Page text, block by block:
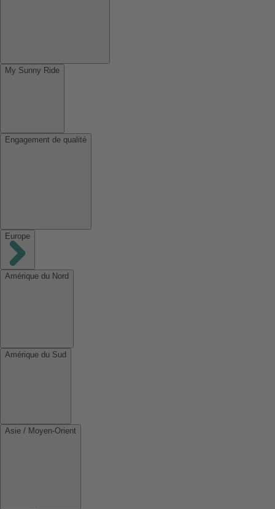
My Sunny Ride
Engagement de qualité
Europe
Amérique du Nord
Amérique du Sud
Asie / Moyen-Orient